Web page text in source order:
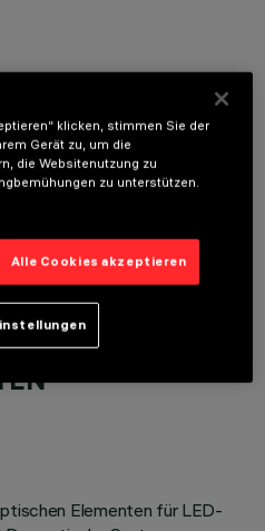
Elementen für LED-
klicken, stimmen Sie der
Gerät zu, um die
die Websitenutzung zu
zu unterstützen.
Alle Cookies akzeptieren